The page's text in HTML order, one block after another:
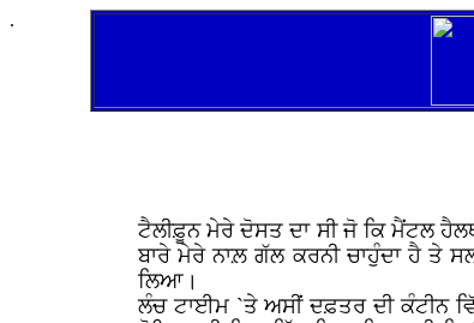
.
ਟੈਲੀਫ਼ੂਨ ਮੇਰੇ ਦੋਸਤ ਦਾ ਸੀ ਜੋ ਕਿ ਮੈਂਟਲ
ਬਾਰੇ ਮੇਰੇ ਨਾਲ਼ ਗੱਲ ਕਰਨੀ ਚਾਹੁੰਦਾ ਹੈ ਤੇ
ਲਿਆ।
ਲੰਚ ਟਾਈਮ `ਤੇ ਅਸੀਂ ਦਫ਼ਤਰ ਦੀ ਕੰਟੀਨ